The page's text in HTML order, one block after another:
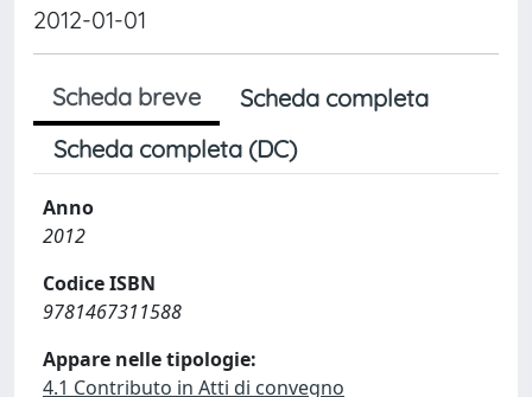
2012-01-01
Scheda breve
Scheda completa
Scheda completa (DC)
Anno
2012
Codice ISBN
9781467311588
Appare nelle tipologie:
4.1 Contributo in Atti di convegno